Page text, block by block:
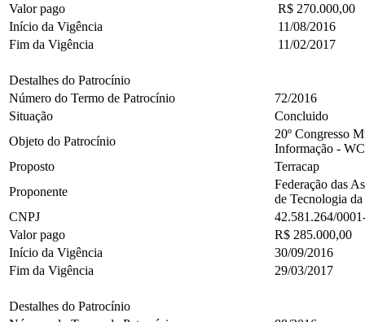
Valor pago
R$ 270.000,00
Início da Vigência
11/08/2016
Fim da Vigência
11/02/2017
Destalhes do Patrocínio
Número do Termo de Patrocínio
72/2016
Situação
Concluido
Objeto do Patrocínio
20º Congresso
Informação -
Proposto
Terracap
Proponente
Federação das
de Tecnologia
CNPJ
42.581.264/
Valor pago
R$ 285.000,00
Início da Vigência
30/09/2016
Fim da Vigência
29/03/2017
Destalhes do Patrocínio